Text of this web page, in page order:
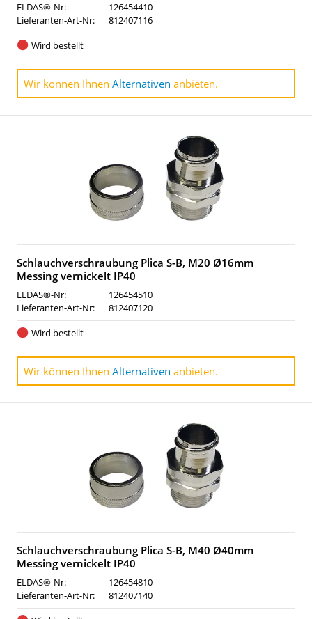
ELDAS®-Nr:
126454410
Lieferanten-Art-Nr:
812407116
Wird bestellt
Wir können Ihnen Alternativen anbieten.
Schlauchverschraubung Plica S-B, M20 Ø16mm
Messing vernickelt IP40
ELDAS®-Nr:
126454510
Lieferanten-Art-Nr:
812407120
Wird bestellt
Wir können Ihnen Alternativen anbieten.
Schlauchverschraubung Plica S-B, M40 Ø40mm
Messing vernickelt IP40
ELDAS®-Nr:
126454810
Lieferanten-Art-Nr:
812407140